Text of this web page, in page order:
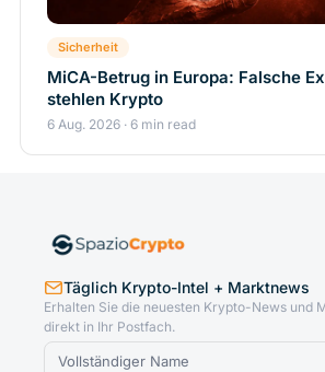
Sicherheit
MiCA-Betrug in Europa: Falsche
stehlen Krypto
6 Aug. 2026 · 6 min read
Täglich Krypto-Intel + Marktnews
Erhalten Sie die neuesten Krypto-News und
direkt in Ihr Postfach.